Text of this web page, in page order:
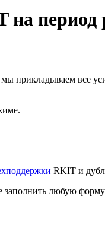
на
прикладываем все
RKIT и
заполнить любую форму